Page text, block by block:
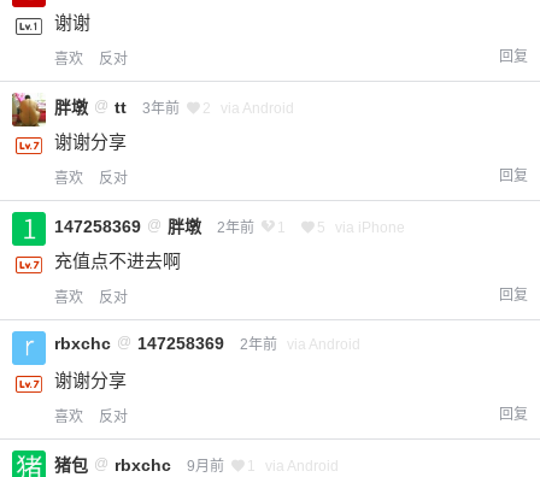
谢谢
喜欢 反对 回复
胖墩 @ tt 3年前 2 via Android
谢谢分享
喜欢 反对 回复
147258369 @ 胖墩 2年前 1 5 via iPhone
充值点不进去啊
喜欢 反对 回复
rbxchc @ 147258369 2年前 via Android
谢谢分享
喜欢 反对 回复
猪包 @ rbxchc 9月前 1 via Android